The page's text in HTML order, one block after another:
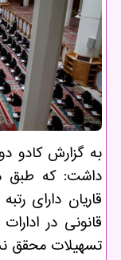
به گزارش كادو
داشت: كه طبق
قاریان دارای
قانونی در
تسهیلات محقق